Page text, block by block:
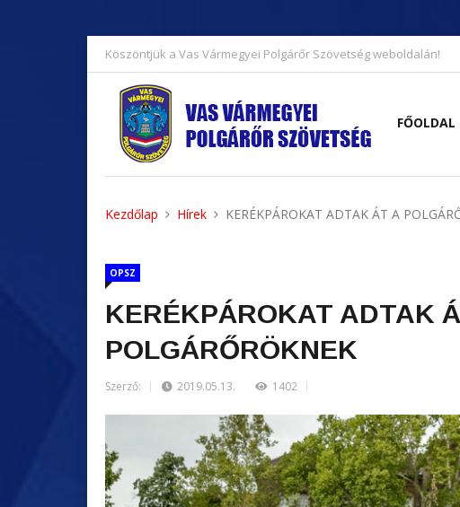
Köszöntjük a Vas Vármegyei Polgárőr Szövetség weboldalán!
FŐOLDAL
Kezdőlap Hírek KERÉKPÁROKAT ADTAK ÁT A
OPSZ
KERÉKPÁROKAT ADTAK
POLGÁRŐRÖKNEK
Szerző: 2019.05.13. 1402